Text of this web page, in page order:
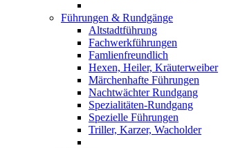
Führungen & Rundgänge
Altstadtführung
Fachwerkführungen
Famlienfreundlich
Hexen, Heiler, Kräuterweiber
Märchenhafte Führungen
Nachtwächter Rundgang
Spezialitäten-Rundgang
Spezielle Führungen
Triller, Karzer, Wacholder